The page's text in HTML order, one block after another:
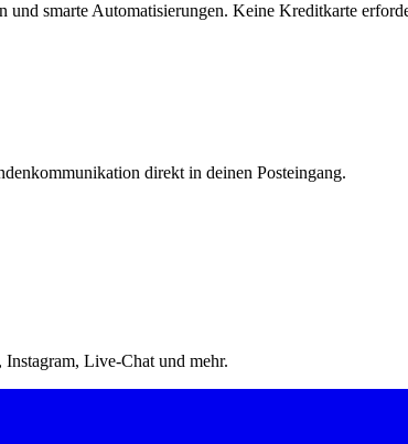
smarte Automatisierungen. Keine Kreditkarte
direkt in deinen Posteingang.
Live-Chat und mehr.